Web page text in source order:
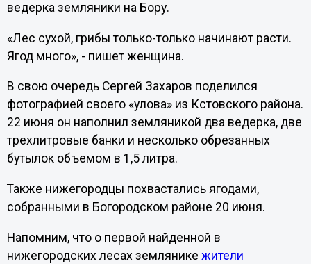
ведерка земляники на Бору.
«Лес сухой, грибы только-только начинают расти.
Ягод много», - пишет женщина.
В свою очередь Сергей Захаров поделился
фотографией своего «улова» из Кстовского района.
22 июня он наполнил земляникой два ведерка, две
трехлитровые банки и несколько обрезанных
бутылок объемом в 1,5 литра.
Также нижегородцы похвастались ягодами,
собранными в Богородском районе 20 июня.
Напомним, что о первой найденной в
нижегородских лесах землянике жители